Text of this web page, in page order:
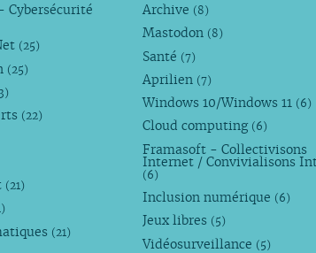
Cybersécurité
(25)
(25)
(22)
(21)
(21)
Archive (8)
Mastodon (8)
Santé (7)
Aprilien (7)
Windows 10/Windows 11 (6)
Cloud computing (6)
Framasoft - Collectivisons
Internet / Convivialisons
(6)
Inclusion numérique (6)
Jeux libres (5)
Vidéosurveillance (5)